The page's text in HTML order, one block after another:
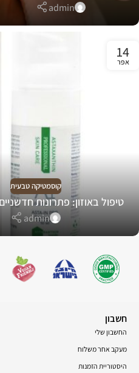
admin
14
אפר
קוסמטיקה טבעית
טיפול באוזון: פתרונות
admin
חשבון
החשבון שלי
מעקב אחר משלוח
היסטוריית הזמנות